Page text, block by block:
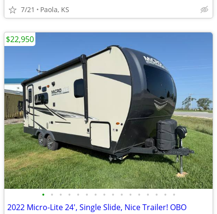
7/21 Paola, KS
• • • • • • • • • • • • • • • •
2022 Micro-Lite 24', Single Slide, Nice Trailer! OBO
$22,950